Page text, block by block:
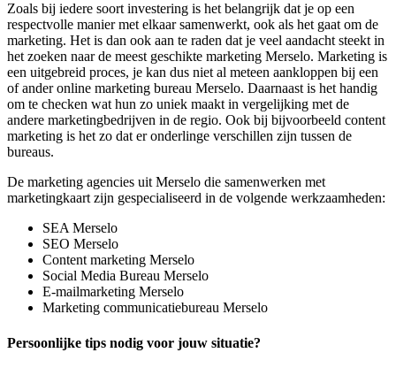
Zoals bij iedere soort investering is het belangrijk dat je op een
respectvolle manier met elkaar samenwerkt, ook als het gaat om de
marketing. Het is dan ook aan te raden dat je veel aandacht steekt in
het zoeken naar de meest geschikte marketing Merselo. Marketing is
een uitgebreid proces, je kan dus niet al meteen aankloppen bij een
of ander online marketing bureau Merselo. Daarnaast is het handig
om te checken wat hun zo uniek maakt in vergelijking met de
andere marketingbedrijven in de regio. Ook bij bijvoorbeeld content
marketing is het zo dat er onderlinge verschillen zijn tussen de
bureaus.
De marketing agencies uit Merselo die samenwerken met
marketingkaart zijn gespecialiseerd in de volgende werkzaamheden:
SEA Merselo
SEO Merselo
Content marketing Merselo
Social Media Bureau Merselo
E-mailmarketing Merselo
Marketing communicatiebureau Merselo
Persoonlijke tips nodig voor jouw situatie?